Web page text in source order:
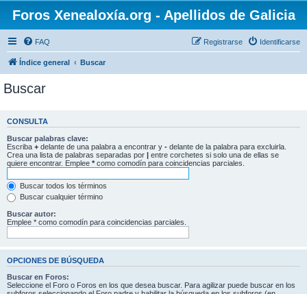
Foros Xenealoxía.org - Apellidos de Galicia
FAQ Identificarse
Registrarse
Índice general Buscar
Buscar
CONSULTA
Buscar palabras clave:
Escriba + delante de una palabra a encontrar y - delante de la palabra para excluirla.
Crea una lista de palabras separadas por | entre corchetes si solo una de ellas se
quiere encontrar. Emplee * como comodín para coincidencias parciales.
Buscar todos los términos
Buscar cualquier término
Buscar autor:
Emplee * como comodín para coincidencias parciales.
OPCIONES DE BÚSQUEDA
Buscar en Foros:
Seleccione el Foro o Foros en los que desea buscar. Para agilizar puede buscar en los